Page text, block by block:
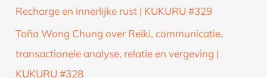
Recharge en innerlijke rust | KUKURU #329
Toña Wong Chung over Reiki, communicatie,
transactionele analyse, relatie en vergeving |
KUKURU #328